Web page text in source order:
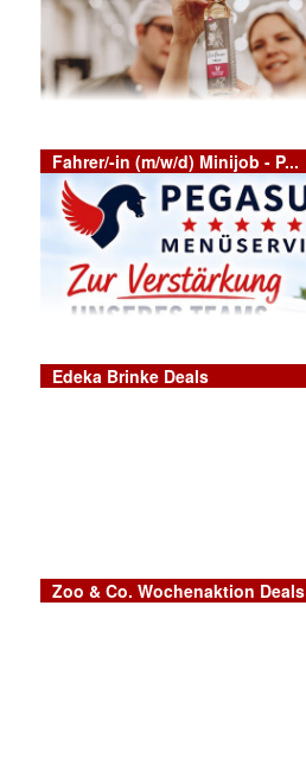
Fahrer/-in (m/w/d) Minijob - P...
Edeka Brinke Deals
Zoo & Co. Wochenaktion Deals